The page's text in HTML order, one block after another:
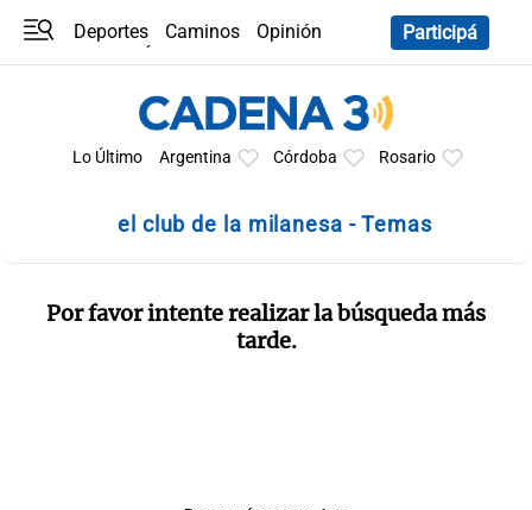
Deportes Caminos
Opinión
Participá
Lo Último Argentina Córdoba Rosario
el club de la milanesa - Temas
Por favor intente realizar la búsqueda más
tarde.